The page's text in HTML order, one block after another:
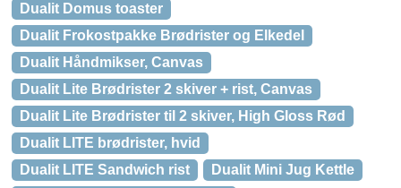
Dualit Domus toaster
Dualit Frokostpakke Brødrister og Elkedel
Dualit Håndmikser, Canvas
Dualit Lite Brødrister 2 skiver + rist, Canvas
Dualit Lite Brødrister til 2 skiver, High Gloss Rød
Dualit LITE brødrister, hvid
Dualit LITE Sandwich rist
Dualit Mini Jug Kettle